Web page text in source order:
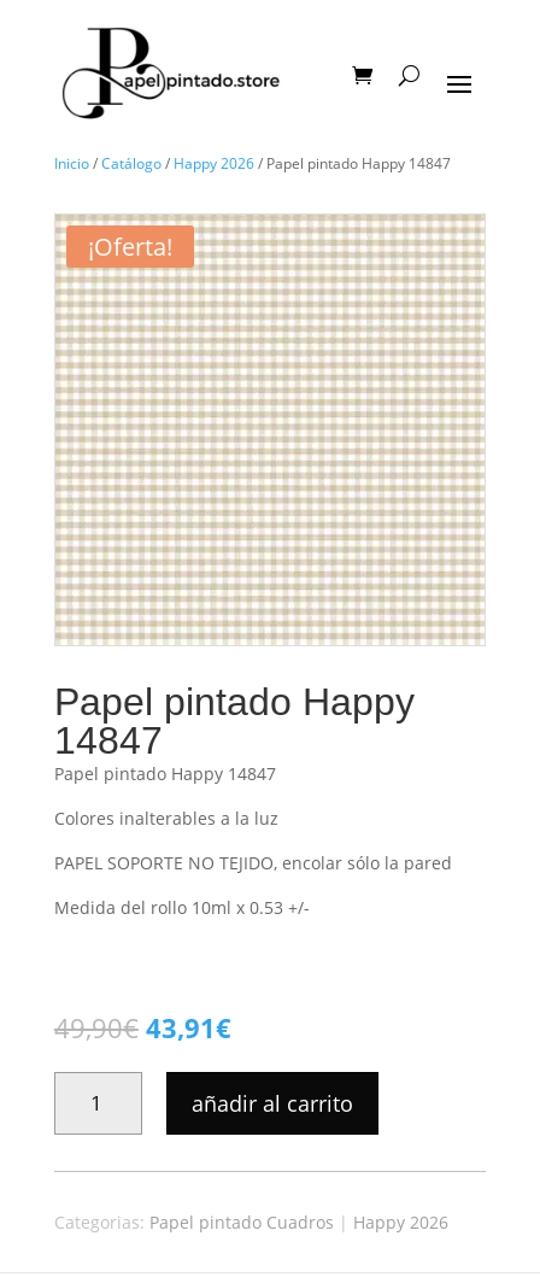
Inicio/Catálogo/ Happy 2026/ Papel pintado Happy 14847
¡Oferta!
Papel pintado Happy
14847
Papel pintado Happy 14847
Colores inalterables a la luz
PAPEL SOPORTE NO TEJIDO, encolar sólo la pared
Medida del rollo 10ml x 0.53 +/-
49,90€ El
original
49,90€.
43,91€El
actual
es:
43,91€.
PINTADO
HAPPY
14847
añadir al carrito
Categorias: Papel pintado Cuadros | Happy 2026